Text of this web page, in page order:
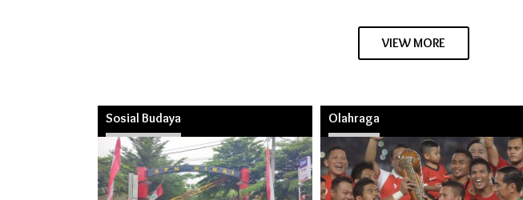
VIEW MORE
Sosial Budaya Olahraga